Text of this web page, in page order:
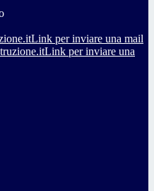
Link per inviare una mail
Link per inviare una